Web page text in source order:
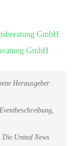
GmbH
GmbH
Herausgeber
Die United News